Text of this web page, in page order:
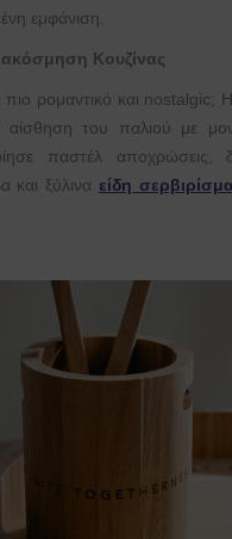
εμφάνιση.
Κουζίνας
πιο ρομαντικό και nostalgic;
αίσθηση του παλιού με
παστέλ αποχρώσεις,
και ξύλινα είδη